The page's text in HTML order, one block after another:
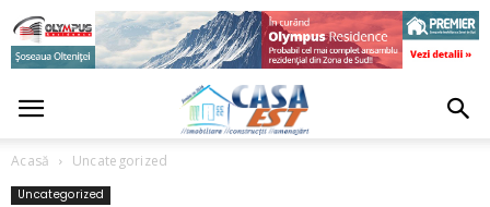
Acasă Uncategorized
Uncategorized